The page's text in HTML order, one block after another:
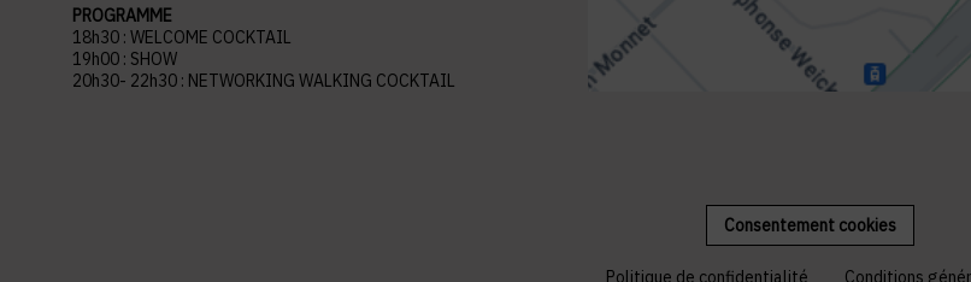
PROGRAMME
18h30 : WELCOME COCKTAIL
19h00 : SHOW
20h30- 22h30 : NETWORKING WALKING COCKTAIL
Consentement cookies
Politique de confidentialité Conditions